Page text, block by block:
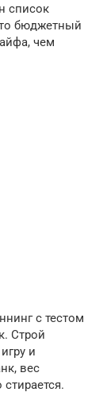
список
бюджетный
чем
с тестом
Строй
и
вес